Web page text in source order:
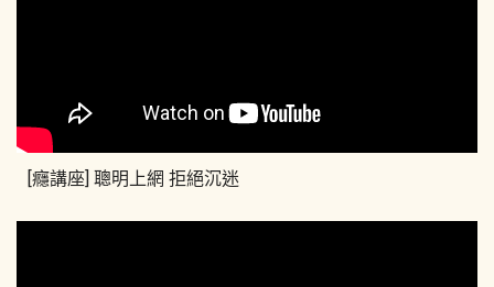
[癮講座] 聰明上網 拒絕沉迷